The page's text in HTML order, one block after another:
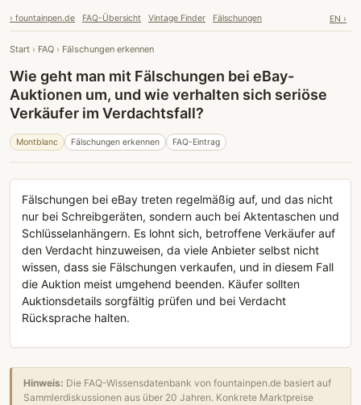
› fountainpen.de FAQ-Übersicht Vintage Finder Fälschungen EN ›
Start › FAQ › Fälschungen erkennen
Wie geht man mit Fälschungen bei eBay-
Auktionen um, und wie verhalten sich seriöse
Verkäufer im Verdachtsfall?
Montblanc Fälschungen erkennen FAQ-Eintrag
Fälschungen bei eBay treten regelmäßig auf, und das nicht
nur bei Schreibgeräten, sondern auch bei Aktentaschen und
Schlüsselanhängern. Es lohnt sich, betroffene Verkäufer auf
den Verdacht hinzuweisen, da viele Anbieter selbst nicht
wissen, dass sie Fälschungen verkaufen, und in diesem Fall
die Auktion meist umgehend beenden. Käufer sollten
Auktionsdetails sorgfältig prüfen und bei Verdacht
Rücksprache halten.
Hinweis: Die FAQ-Wissensdatenbank von fountainpen.de basiert auf
Sammlerdiskussionen aus über 20 Jahren. Konkrete Marktpreise